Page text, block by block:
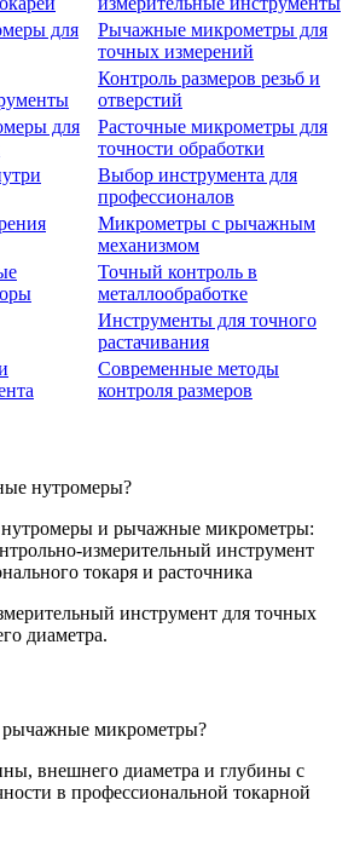
для
Рычажные микрометры для
точных измерений
Контроль размеров резьб и
отверстий
для
Расточные микрометры для
точности обработки
Выбор инструмента для
профессионалов
Микрометры с рычажным
механизмом
Точный контроль в
металлообработке
Инструменты для точного
растачивания
Современные методы
контроля размеров
нутромеры?
инструмент для точных
диаметра.
рычажные микрометры?
внешнего диаметра и глубины с
в профессиональной токарной